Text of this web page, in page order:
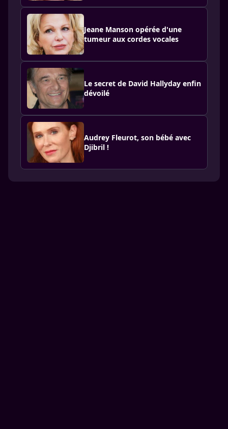
Jeane Manson opérée d'une
tumeur aux cordes vocales
Le secret de David Hallyday enfin
dévoilé
Audrey Fleurot, son bébé avec
Djibril !